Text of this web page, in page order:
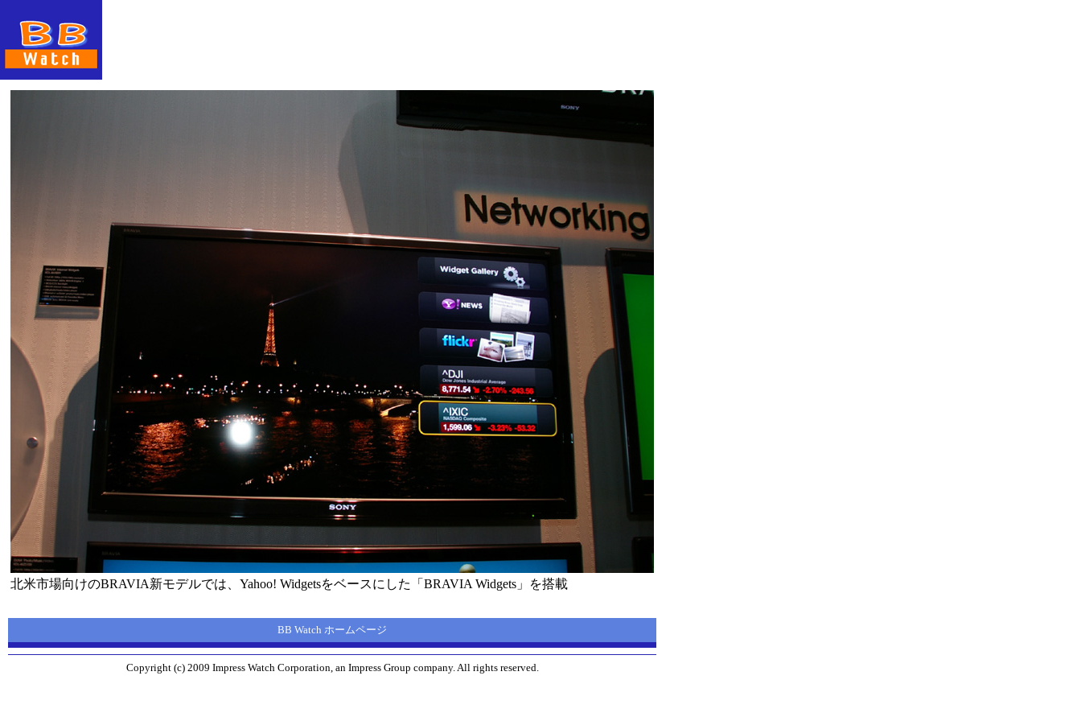
北米市場向けのBRAVIA新モデルでは、Yahoo! Widgetsをベースにした「BRAVIA Widgets」を搭載
BB Watch ホームページ
Copyright (c) 2009 Impress Watch Corporation, an Impress Group company. All rights reserved.